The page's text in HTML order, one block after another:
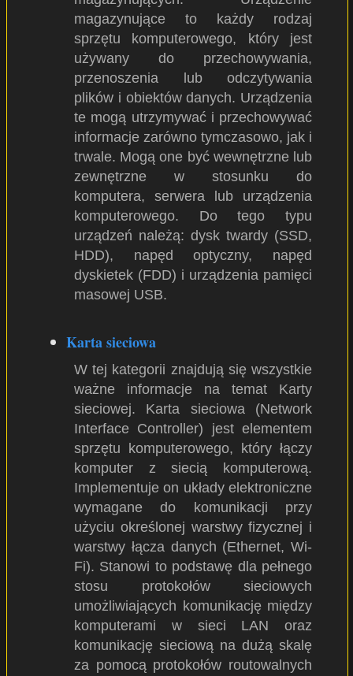
magazynujące to każdy rodzaj
sprzętu komputerowego, który jest
używany do przechowywania,
przenoszenia lub odczytywania
plików i obiektów danych. Urządzenia
te mogą utrzymywać i przechowywać
informacje zarówno tymczasowo, jak i
trwale. Mogą one być wewnętrzne lub
zewnętrzne w stosunku do
komputera, serwera lub urządzenia
komputerowego. Do tego typu
urządzeń należą: dysk twardy (SSD,
HDD), napęd optyczny, napęd
dyskietek (FDD) i urządzenia pamięci
masowej USB.
Karta sieciowa
W tej kategorii znajdują się wszystkie
ważne informacje na temat Karty
sieciowej. Karta sieciowa (Network
Interface Controller) jest elementem
sprzętu komputerowego, który łączy
komputer z siecią komputerową.
Implementuje on układy elektroniczne
wymagane do komunikacji przy
użyciu określonej warstwy fizycznej i
warstwy łącza danych (Ethernet, Wi-
Fi). Stanowi to podstawę dla pełnego
stosu protokołów sieciowych
umożliwiających komunikację między
komputerami w sieci LAN oraz
komunikację sieciową na dużą skalę
za pomocą protokołów routowalnych